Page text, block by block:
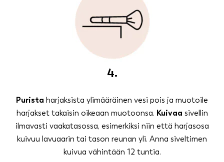
4.
Purista harjaksista ylimääräinen vesi pois ja muotoile
harjakset takaisin oikeaan muotoonsa. Kuivaa sivellin
ilmavasti vaakatasossa, esimerkiksi niin että harjasosa
kuivuu lavuaarin tai tason reunan yli. Anna siveltimen
kuivua vähintään 12 tuntia.